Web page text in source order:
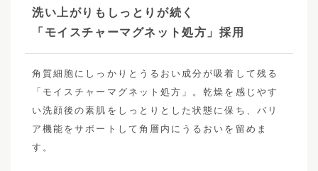
洗い上がりもしっとりが続く
「モイスチャーマグネット処方」採用
角質細胞にしっかりとうるおい成分が吸着して残る
「モイスチャーマグネット処方」。乾燥を感じやす
い洗顔後の素肌をしっとりとした状態に保ち、バリ
ア機能をサポートして角層内にうるおいを留めま
す。